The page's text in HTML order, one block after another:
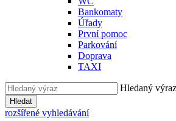
Bankomaty
Úřady
První pomoc
Parkování
Doprava
TAXI
Hledaný výraz
Hledat
rozšířené vyhledávání